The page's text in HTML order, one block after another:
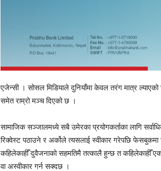
एजेन्सी । सोसल मिडियाले दुनियाँमा केवल तरंग मात्र
समेत राम्रो मञ्च दिएको छ ।
सामाजिक सञ्जालमध्ये सबै उमेरका प्रयोगकर्ताका लागि
रिक्वेस्ट पठाउने र अर्कोले त्यसलाई स्वीकार गरेपछि
कहिलेकाहीँ दुवैजनाको सहमतिमै तत्कालै हुन्छ त कहिलेकाहीँ
वा अस्वीकार गर्न सक्दछ ।